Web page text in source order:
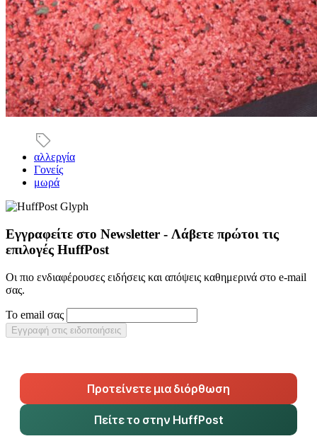
αλλεργία
Γονείς
μωρά
Εγγραφείτε στο Newsletter - Λάβετε πρώτοι τις
επιλογές HuffPost
Οι πιο ενδιαφέρουσες ειδήσεις και απόψεις καθημερινά στο e-mail
σας.
Το email σας
Εγγραφή στις ειδοποιήσεις
Προτείνετε μια διόρθωση
Πείτε το στην HuffPost